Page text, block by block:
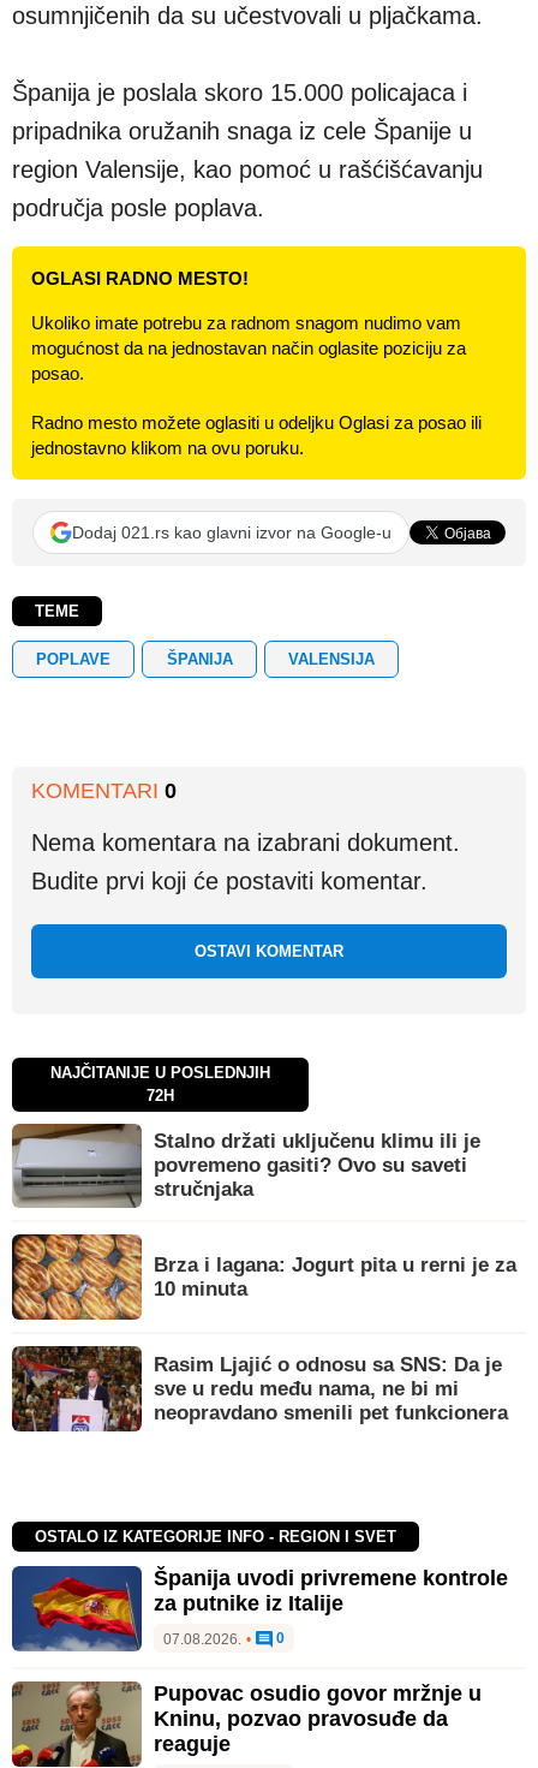
osumnjičenih da su učestvovali u pljačkama.
Španija je poslala skoro 15.000 policajaca i
pripadnika oružanih snaga iz cele Španije u
region Valensije, kao pomoć u rašćišćavanju
područja posle poplava.
OGLASI RADNO MESTO!
Ukoliko imate potrebu za radnom snagom nudimo vam
mogućnost da na jednostavan način oglasite poziciju za
posao.
Radno mesto možete oglasiti u odeljku Oglasi za posao ili
jednostavno klikom na ovu poruku.
Dodaj 021.rs kao glavni izvor na Google-u
TEME
POPLAVE ŠPANIJA VALENSIJA
KOMENTARI 0
Nema komentara na izabrani dokument.
Budite prvi koji će postaviti komentar.
OSTAVI KOMENTAR
NAJČITANIJE U POSLEDNJIH
72H
Stalno držati uključenu klimu ili je
povremeno gasiti? Ovo su saveti
stručnjaka
Brza i lagana: Jogurt pita u rerni je za
10 minuta
Rasim Ljajić o odnosu sa SNS: Da je
sve u redu među nama, ne bi mi
neopravdano smenili pet funkcionera
OSTALO IZ KATEGORIJE INFO - REGION I SVET
Španija uvodi privremene kontrole
za putnike iz Italije
07.08.2026. • 0
Pupovac osudio govor mržnje u
Kninu, pozvao pravosuđe da
reaguje